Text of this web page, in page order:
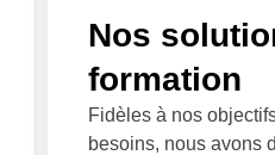
Nos
formation
Fidèles à nos
besoins, nous avons